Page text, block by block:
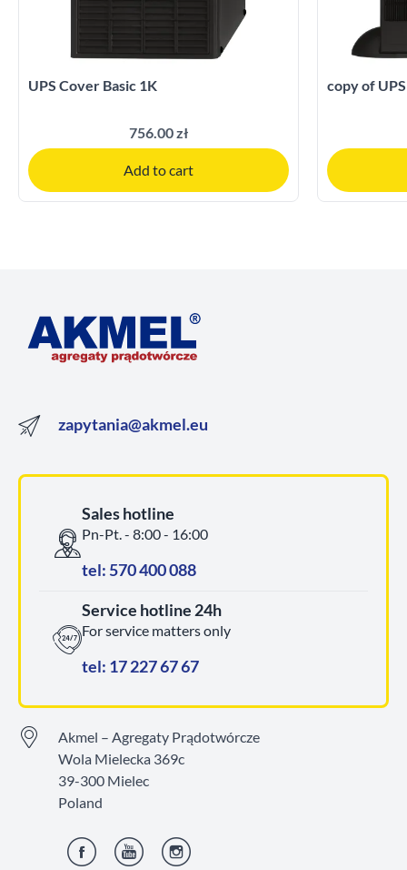
UPS Cover Basic 1K
756.00 zł
Add to cart
copy of
zapytania@akmel.eu
Sales hotline
Pn-Pt. - 8:00 - 16:00
tel: 570 400 088
Service hotline 24h
For service matters only
tel: 17 227 67 67
Akmel – Agregaty Prądotwórcze
Wola Mielecka 369c
39-300 Mielec
Poland